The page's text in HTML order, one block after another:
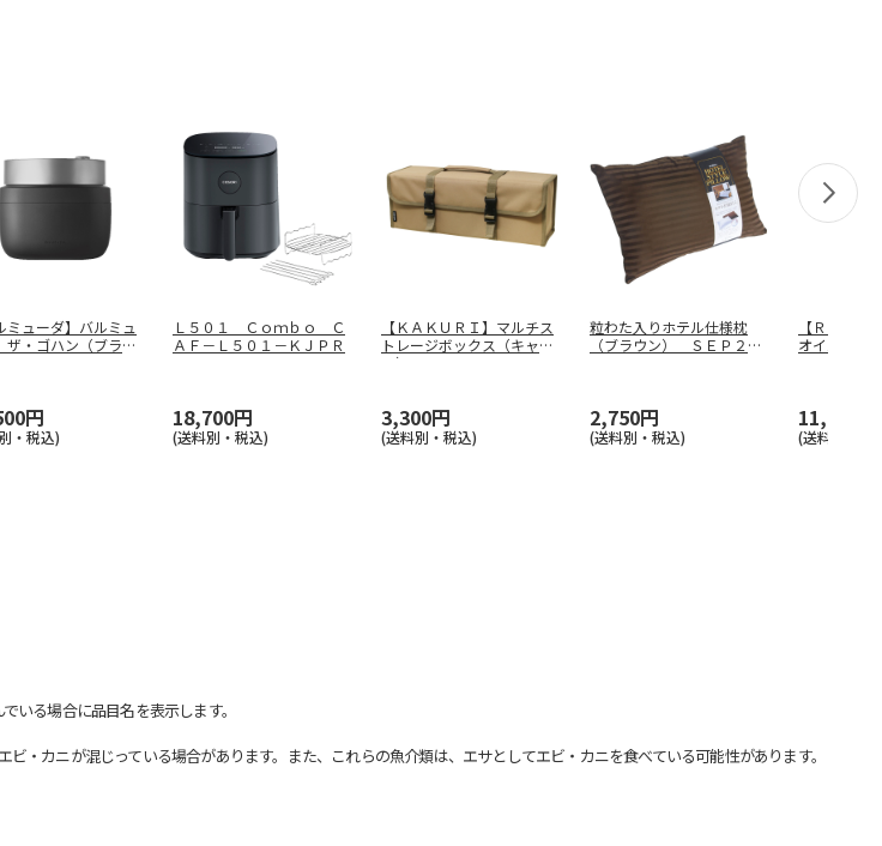
ミューダ】バルミュ
・ゴハン（ブラッ
０
円
・税込)
Ｌ５０１ Ｃｏｍｂｏ Ｃ
ＡＦ－Ｌ５０１－ＫＪＰＲ
18,700円
(送料別・税込)
【ＫＡＫＵＲＩ】マルチス
トレージボックス（キャメ
ル） ９７
3,300円
(送料別・税込)
粒わた入りホテル仕様枕
（ブラウン） ＳＥＰ２５
2,750円
(送料別・税込)
【Ｒｅｆｅ
オイルフラ
11,000円
(送料別・税
いる場合に品目名を表示します。
カニが混じっている場合があります。また、これらの魚介類は、エサとしてエビ・カニを食べている可能性があります。